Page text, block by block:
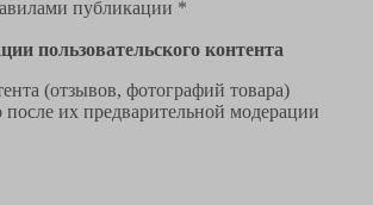
публикации *
пользовательского контента
(отзывов, фотографий товара)
после их предварительной модерации